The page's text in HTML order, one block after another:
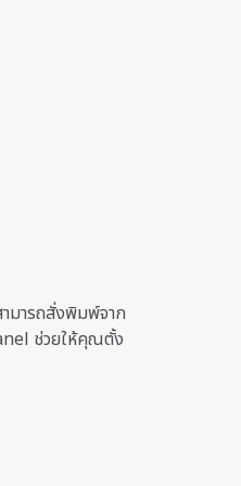
มารถสั่งพิมพ์จาก
ช่วยให้คุณตั้ง